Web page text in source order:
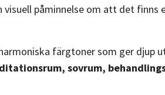
påminnelse om att det
färgtoner som ger djup
sovrum,